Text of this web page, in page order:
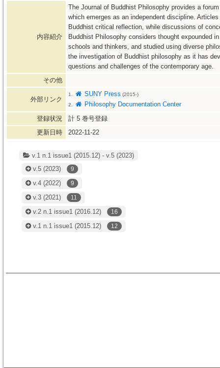
内容紹介
The Journal of Buddhist Philosophy provides a
which emerges as an independent discipline.
Buddhist critical reflection, while discussions of
Buddhist Philosophy considers thought expounded
schools and thinkers, and studied using diverse
the investigation of Buddhist philosophy as it has
questions and challenges of the contemporary age.
その他
外部リンク
1. SUNY Press (2015-)
2.
Philosophy Documentation Center
登録状況
計 5 巻号登録
更新日時
2022-11-22
v.1 n.1 issue1 (2015.12) - v.5 (2023)
v.5 (2023) 9
v.4 (2022) 9
v.3 (2021) 11
v.2 n.1 issue1 (2016.12) 16
v.1 n.1 issue1 (2015.12) 12